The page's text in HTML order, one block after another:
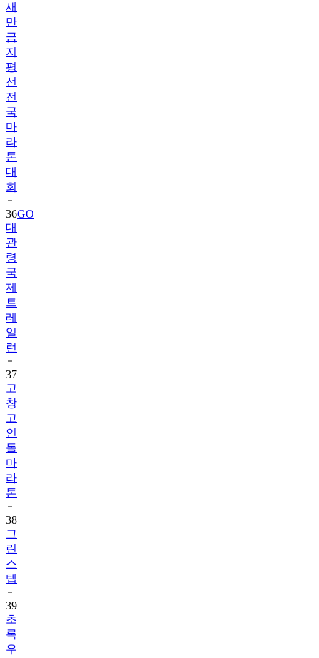
새
만
금
지
평
선
전
국
마
라
톤
대
회
36GO
대
관
령
국
제
트
레
일
런
37
고
창
고
인
돌
마
라
톤
38
그
린
스
텝
39
초
록
우